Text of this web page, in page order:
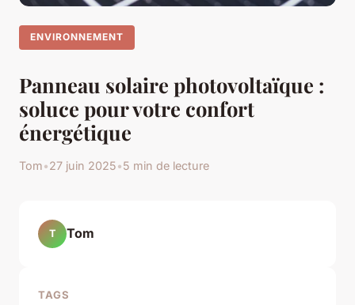
ENVIRONNEMENT
Panneau solaire photovoltaïque :
soluce pour votre confort
énergétique
Tom•27 juin 2025•5 min de lecture
T Tom
TAGS